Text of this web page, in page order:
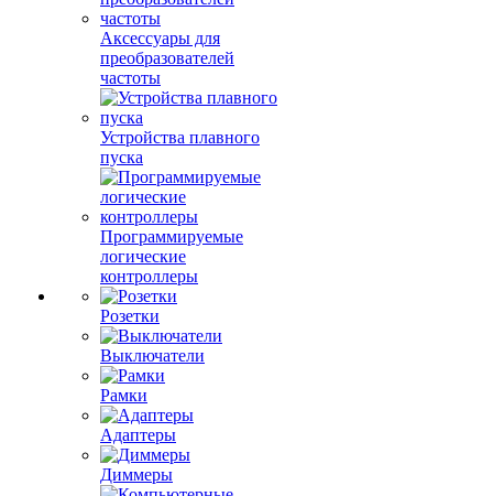
Аксессуары для
преобразователей
частоты
Устройства плавного
пуска
Программируемые
логические
контроллеры
Розетки
Выключатели
Рамки
Адаптеры
Диммеры